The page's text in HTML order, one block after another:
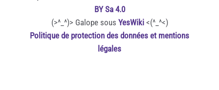
BY Sa 4.0
(>^_^)> Galope sous YesWiki<(^_^<)
Politique de protection des données et mentions
légales